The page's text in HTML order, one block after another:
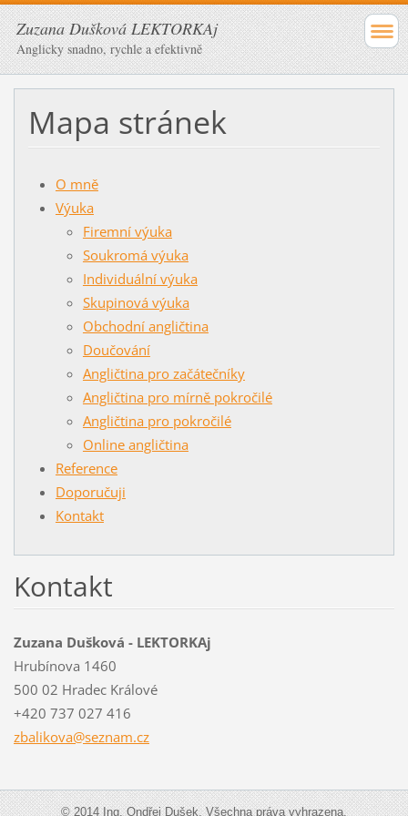
Zuzana Dušková LEKTORKAj
Anglicky snadno, rychle a efektivně
Mapa stránek
O mně
Výuka
Firemní výuka
Soukromá výuka
Individuální výuka
Skupinová výuka
Obchodní angličtina
Doučování
Angličtina pro začátečníky
Angličtina pro mírně pokročilé
Angličtina pro pokročilé
Online angličtina
Reference
Doporučuji
Kontakt
Kontakt
Zuzana Dušková - LEKTORKAj
Hrubínova 1460
500 02 Hradec Králové
+420 737 027 416
zbalikova@seznam.cz
© 2014 Ing. Ondřej Dušek, Všechna práva vyhrazena.